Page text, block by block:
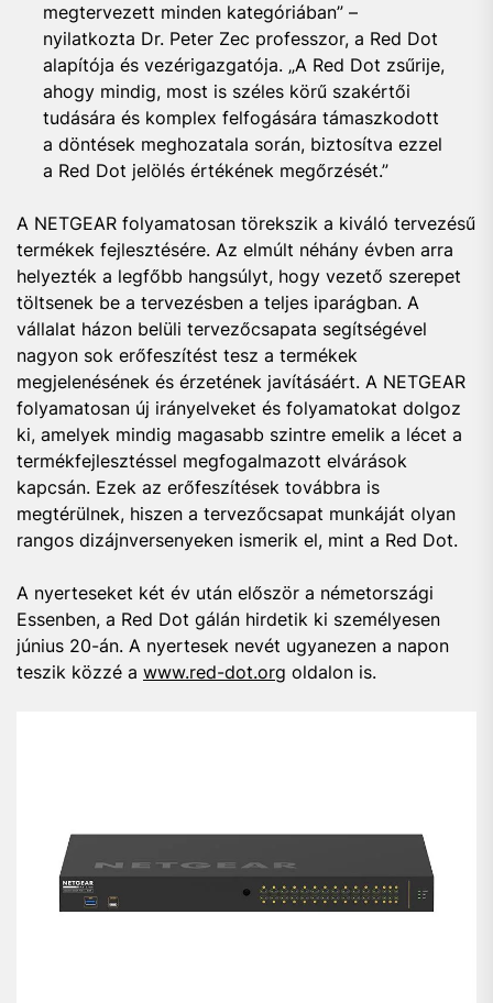
megtervezett minden kategóriában” –
nyilatkozta Dr. Peter Zec professzor, a Red Dot
alapítója és vezérigazgatója. „A Red Dot zsűrije,
ahogy mindig, most is széles körű szakértői
tudására és komplex felfogására támaszkodott
a döntések meghozatala során, biztosítva ezzel
a Red Dot jelölés értékének megőrzését.”
A NETGEAR folyamatosan törekszik a kiváló tervezésű
termékek fejlesztésére. Az elmúlt néhány évben arra
helyezték a legfőbb hangsúlyt, hogy vezető szerepet
töltsenek be a tervezésben a teljes iparágban. A
vállalat házon belüli tervezőcsapata segítségével
nagyon sok erőfeszítést tesz a termékek
megjelenésének és érzetének javításáért. A NETGEAR
folyamatosan új irányelveket és folyamatokat dolgoz
ki, amelyek mindig magasabb szintre emelik a lécet a
termékfejlesztéssel megfogalmazott elvárások
kapcsán. Ezek az erőfeszítések továbbra is
megtérülnek, hiszen a tervezőcsapat munkáját olyan
rangos dizájnversenyeken ismerik el, mint a Red Dot.
A nyerteseket két év után először a németországi
Essenben, a Red Dot gálán hirdetik ki személyesen
június 20-án. A nyertesek nevét ugyanezen a napon
teszik közzé a www.red-dot.org oldalon is.